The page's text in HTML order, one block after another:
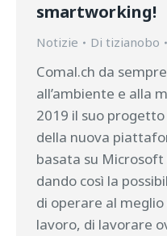
smartworking!
Notizie Di tizianobo
Comal.ch da
all’ambiente e alla
2019 il suo
della nuova
basata su
dando così la
di operare al
lavoro, di lavorare